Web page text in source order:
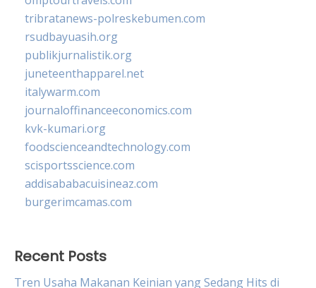
tribratanews-polreskebumen.com
rsudbayuasih.org
publikjurnalistik.org
juneteenthapparel.net
italywarm.com
journaloffinanceeconomics.com
kvk-kumari.org
foodscienceandtechnology.com
scisportsscience.com
addisababacuisineaz.com
burgerimcamas.com
Recent Posts
Tren Usaha Makanan Keinian yang Sedang Hits di